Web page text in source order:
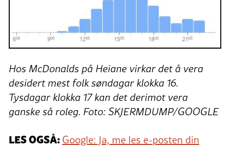
Hos McDonalds på Heiane virkar det å vera
desidert mest folk søndagar klokka 16.
Tysdagar klokka 17 kan det derimot vera
ganske så roleg. Foto: SKJERMDUMP/GOOGLE
LES OGSÅ:Google: Ja, me les e-posten din